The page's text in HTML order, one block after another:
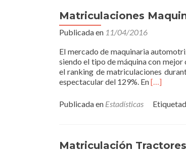
Matriculaciones
Publicada en 11/04/2016
El mercado de maquinaria
siendo el tipo de máquina con
el ranking de matriculaciones
espectacular del 129%. EnRead
about
Octubre
2016
[…]
Publicada en Estadísticas
Matriculación